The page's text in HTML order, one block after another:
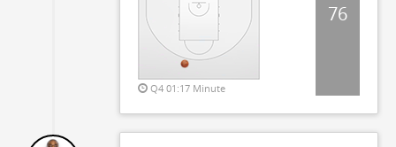
Q4 01:17 Minute
76